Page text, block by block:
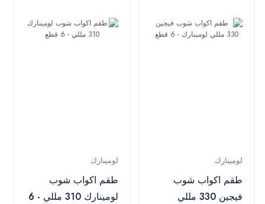
لومينارك
طقم اكواب شوب
فيجين 330 مللي
لومينارك
طقم اكواب شوب
لومينارك 310 مللي - 6